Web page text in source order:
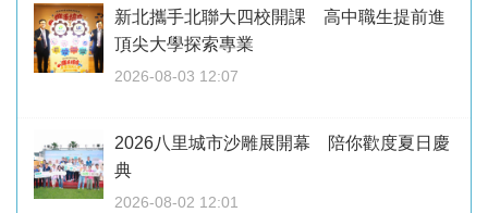
新北攜手北聯大四校開課 高中職生提前進
頂尖大學探索專業
2026-08-03 12:07
2026八里城市沙雕展開幕 陪你歡度夏日慶
典
2026-08-02 12:01